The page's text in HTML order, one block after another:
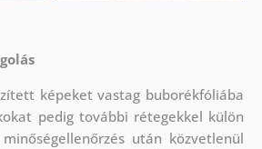
képeket vastag buborékfóliába
pedig további rétegekkel külön
után közvetlenül